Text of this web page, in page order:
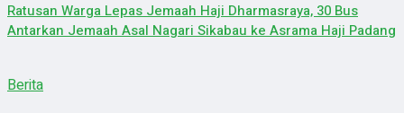
Ratusan Warga Lepas Jemaah Haji Dharmasraya, 30 Bus
Antarkan Jemaah Asal Nagari Sikabau ke Asrama Haji Padang
Berita